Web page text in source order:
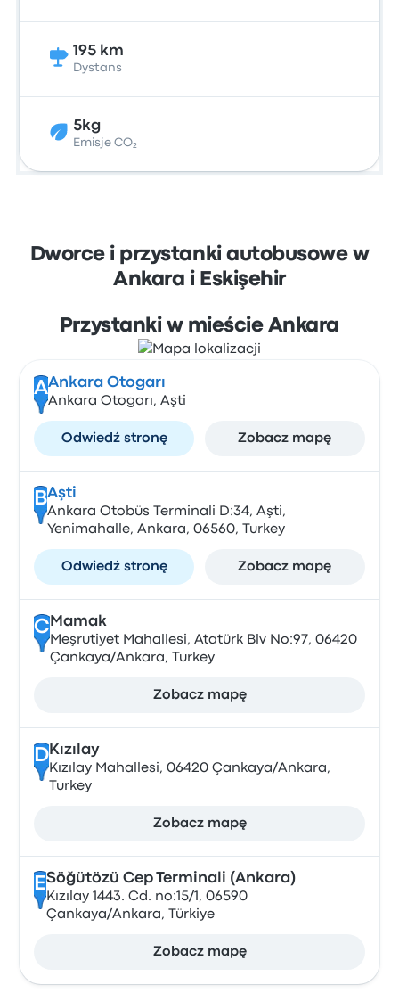
195 km
Dystans
5kg
Emisje CO₂
Dworce i przystanki autobusowe w
Ankara i Eskişehir
Przystanki w mieście Ankara
AAnkara Otogarı
Ankara Otogarı, Aşti
Odwiedź stronę Zobacz mapę
BAşti
Ankara Otobüs Terminali D:34, Aşti,
Yenimahalle, Ankara, 06560, Turkey
Odwiedź stronę Zobacz mapę
CMamak
Meşrutiyet Mahallesi, Atatürk Blv No:97, 06420
Çankaya/Ankara, Turkey
Zobacz mapę
DKızılay
Kızılay Mahallesi, 06420 Çankaya/Ankara,
Turkey
Zobacz mapę
ESöğütözü Cep Terminali (Ankara)
Kızılay 1443. Cd. no:15/1, 06590
Çankaya/Ankara, Türkiye
Zobacz mapę